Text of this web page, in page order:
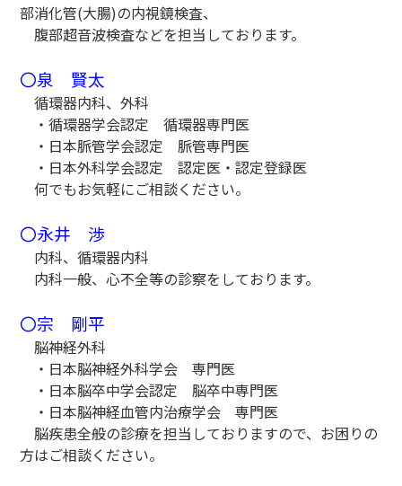
部消化管(大腸)の内視鏡検査、
腹部超音波検査などを担当しております。
〇泉 賢太
循環器内科、外科
・循環器学会認定 循環器専門医
・日本脈管学会認定 脈管専門医
・日本外科学会認定 認定医・認定登録医
何でもお気軽にご相談ください。
〇永井 渉
内科、循環器内科
内科一般、心不全等の診察をしております。
〇宗 剛平
脳神経外科
・日本脳神経外科学会 専門医
・日本脳卒中学会認定 脳卒中専門医
・日本脳神経血管内治療学会 専門医
脳疾患全般の診療を担当しておりますので、お困りの
方はご相談ください。